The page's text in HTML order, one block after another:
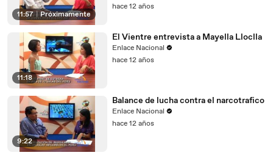
11:57 | Próximamente
hace 12 años
11:18
El Vientre entrevista a Mayella Lloclla
Enlace Nacional
hace 12 años
9:22
Balance de lucha contra el narcotrafico
Enlace Nacional
hace 12 años